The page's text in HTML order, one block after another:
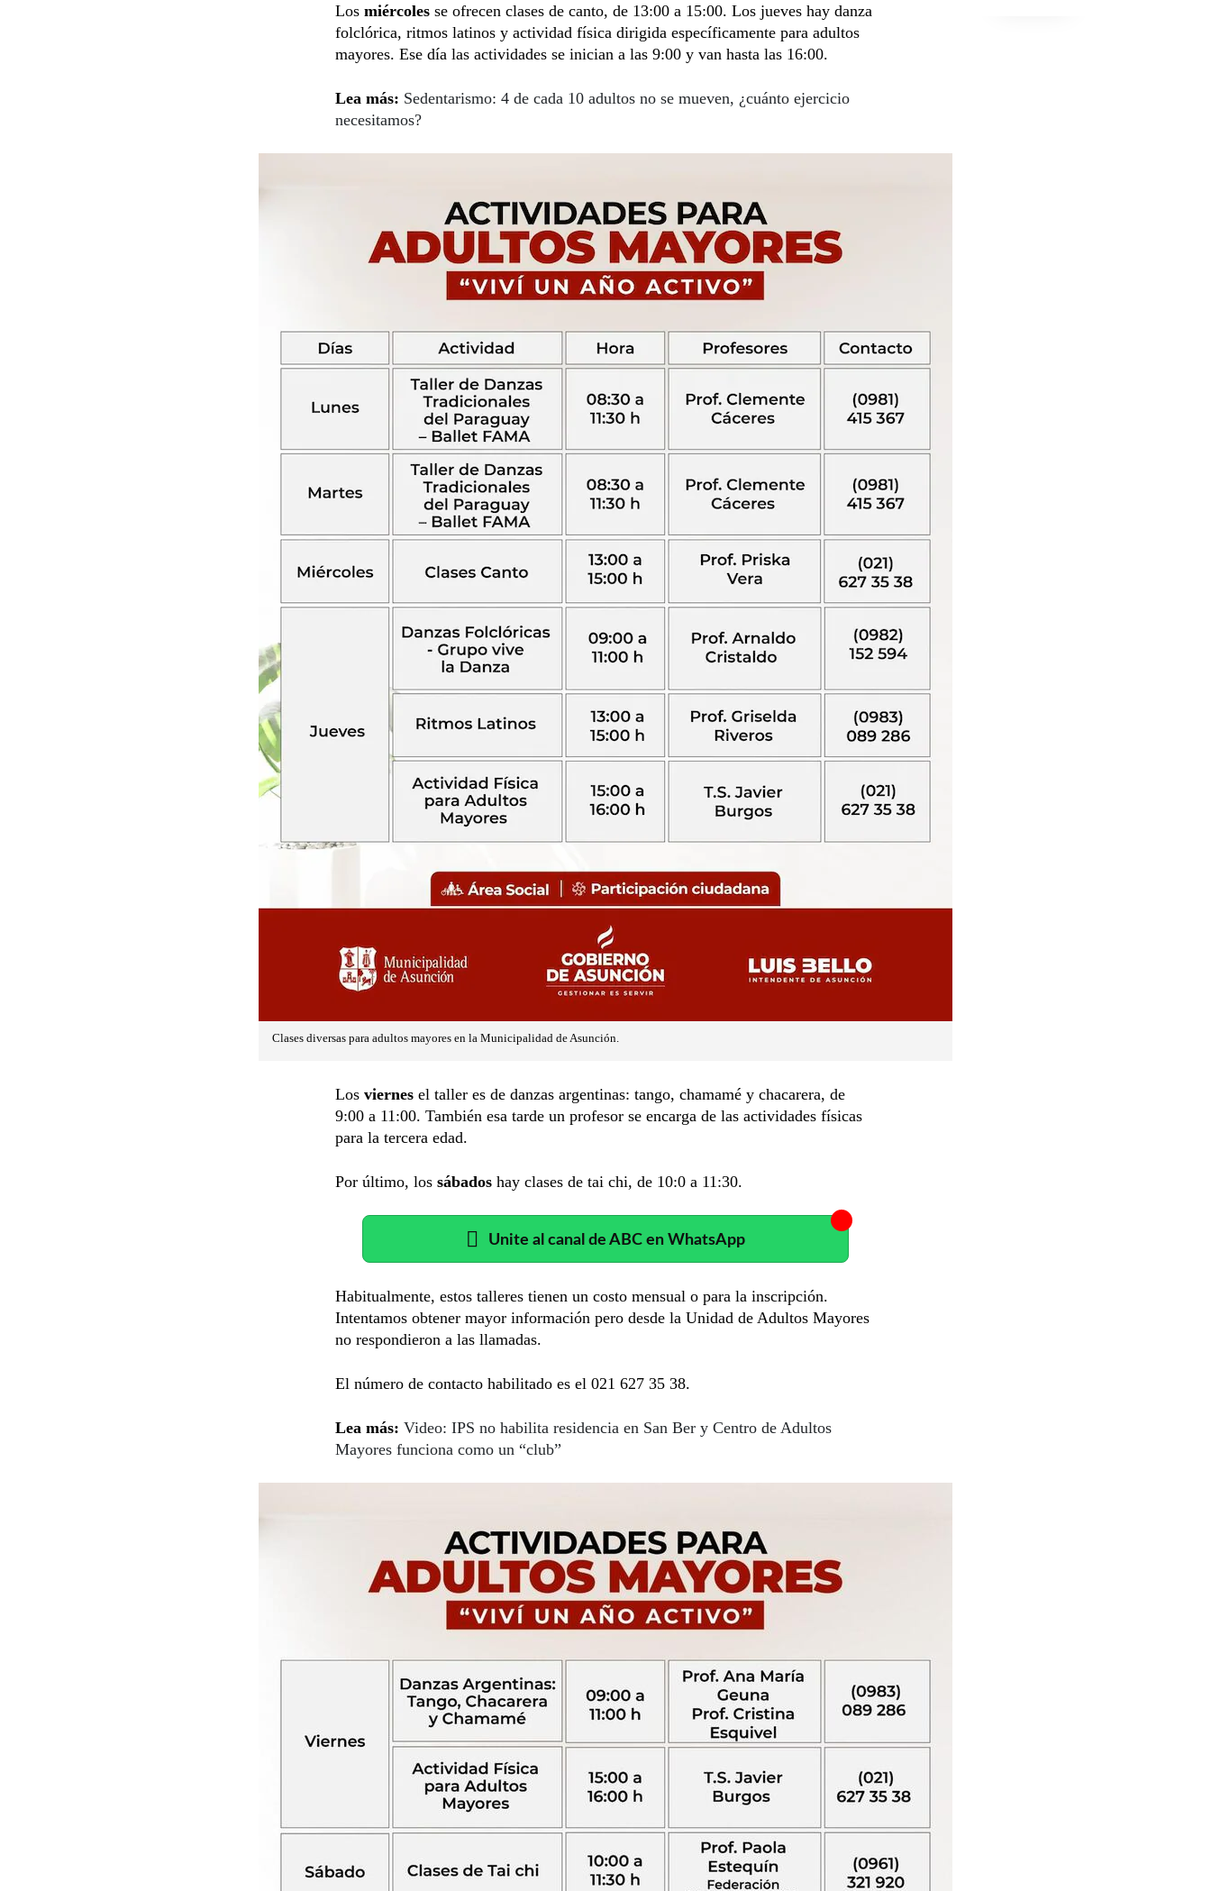
Los miércoles se ofrecen clases de canto, de 13:00 a 15:00. Los jueves hay danza
folclórica, ritmos latinos y actividad física dirigida específicamente para adultos
mayores. Ese día las actividades se inician a las 9:00 y van hasta las 16:00.
Lea más: Sedentarismo: 4 de cada 10 adultos no se mueven, ¿cuánto ejercicio
necesitamos?
Clases diversas para adultos mayores en la Municipalidad de Asunción.
Los viernes el taller es de danzas argentinas: tango, chamamé y chacarera, de
9:00 a 11:00. También esa tarde un profesor se encarga de las actividades físicas
para la tercera edad.
Por último, los sábados hay clases de tai chi, de 10:0 a 11:30.
Unite al canal de ABC en WhatsApp
Habitualmente, estos talleres tienen un costo mensual o para la inscripción.
Intentamos obtener mayor información pero desde la Unidad de Adultos Mayores
no respondieron a las llamadas.
El número de contacto habilitado es el 021 627 35 38.
Lea más: Video: IPS no habilita residencia en San Ber y Centro de Adultos
Mayores funciona como un “club”